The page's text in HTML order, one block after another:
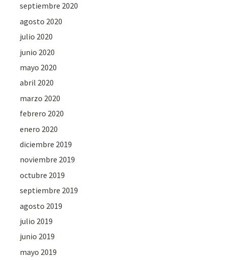
septiembre 2020
agosto 2020
julio 2020
junio 2020
mayo 2020
abril 2020
marzo 2020
febrero 2020
enero 2020
diciembre 2019
noviembre 2019
octubre 2019
septiembre 2019
agosto 2019
julio 2019
junio 2019
mayo 2019